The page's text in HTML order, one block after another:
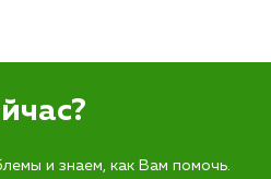
и знаем, как Вам помочь.